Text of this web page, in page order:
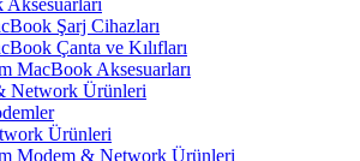
Şarj Cihazları
Çanta ve Kılıfları
MacBook Aksesuarları
Network Ürünleri
Ürünleri
Modem & Network Ürünleri